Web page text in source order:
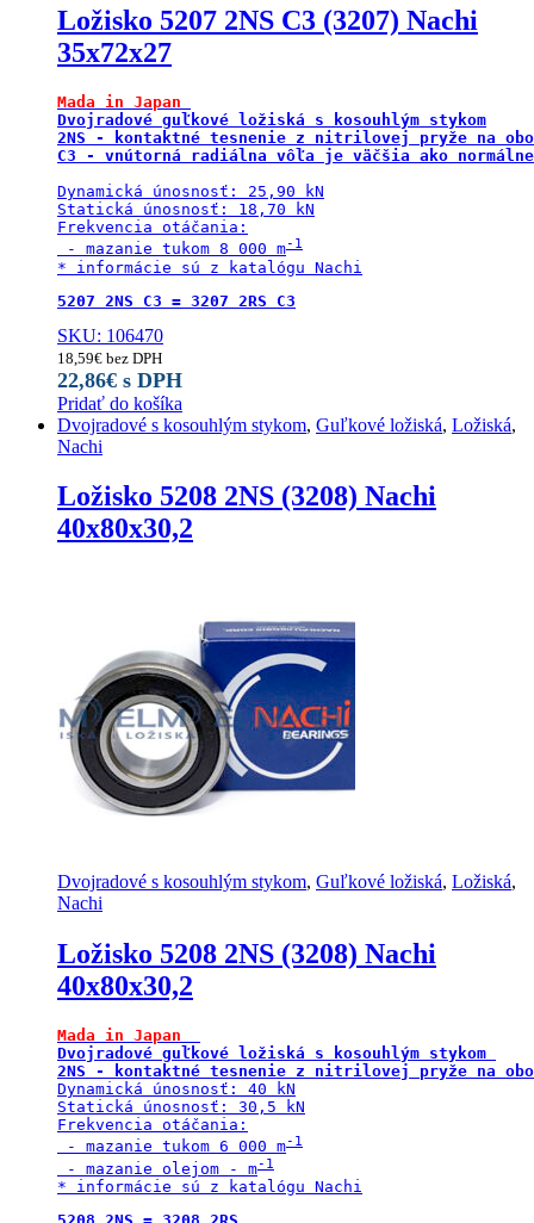
Ložisko 5207 2NS C3 (3207) Nachi
35x72x27
Mada in Japan
Dvojradové guľkové ložiská s kosouhlým stykom
2NS - kontaktné tesnenie z nitrilovej pryže na
Dynamická únosnosť: 25,90 kN
Statická únosnosť: 18,70 kN
Frekvencia otáčania:
- mazanie tukom 8 000 m-1
* informácie sú z katalógu Nachi
5207 2NS C3 = 3207 2RS C3
SKU: 106470
18,59€ bez DPH
22,86€ s DPH
Pridať do košíka
Dvojradové s kosouhlým stykom, Guľkové ložiská, Ložiská,
Nachi
Ložisko 5208 2NS (3208) Nachi
40x80x30,2
Dvojradové s kosouhlým stykom, Guľkové ložiská, Ložiská,
Nachi
Ložisko 5208 2NS (3208) Nachi
40x80x30,2
Mada in Japan
Dvojradové guľkové ložiská s kosouhlým stykom
2NS - kontaktné tesnenie z nitrilovej pryže na
Dynamická únosnosť: 40 kN
Statická únosnosť: 30,5 kN
Frekvencia otáčania:
- mazanie tukom 6 000 m
- mazanie olejom - m
* informácie sú z katalógu Nachi